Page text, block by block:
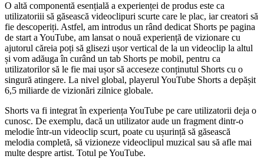
O altă componentă esențială a experienței de produs este ca
utilizatoriii să găsească videoclipuri scurte care le plac, iar creatori să
fie descoperiți. Astfel, am introdus un rând dedicat Shorts pe pagina
de start a YouTube, am lansat o nouă experiență de vizionare cu
ajutorul căreia poți să glisezi ușor vertical de la un videoclip la altul
și vom adăuga în curând un tab Shorts pe mobil, pentru ca
utilizatorilor să le fie mai ușor să acceseze conținutul Shorts cu o
singură atingere. La nivel global, playerul YouTube Shorts a depășit
6,5 miliarde de vizionări zilnice globale.
Shorts va fi integrat în experiența YouTube pe care utilizatorii deja o
cunosc. De exemplu, dacă un utilizator aude un fragment dintr-o
melodie într-un videoclip scurt, poate cu ușurință să găsească
melodia completă, să vizioneze videoclipul muzical sau să afle mai
multe despre artist. Totul pe YouTube.